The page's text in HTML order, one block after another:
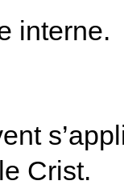
interne.
Crist.